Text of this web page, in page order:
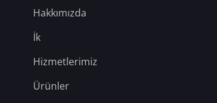
Hakkımızda
İk
Hizmetlerimiz
Ürünler